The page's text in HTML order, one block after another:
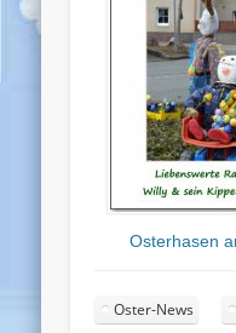
Osterhasen
Oster-News